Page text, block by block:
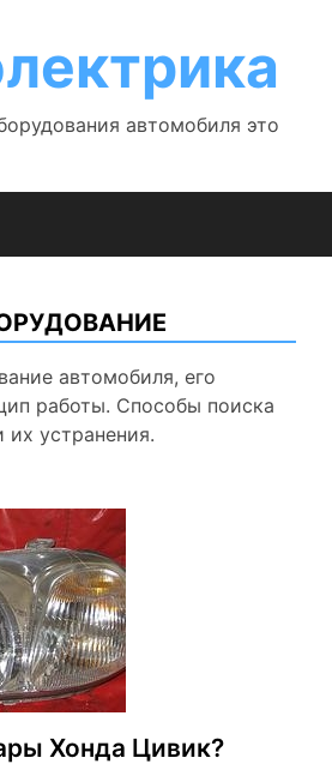
автомобиля это
автомобиля, его
работы. Способы поиска
их устранения.
Хонда Цивик?